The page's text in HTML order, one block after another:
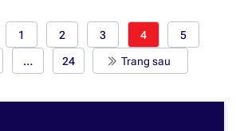
1 2 3 4 5
… 24 Trang sau